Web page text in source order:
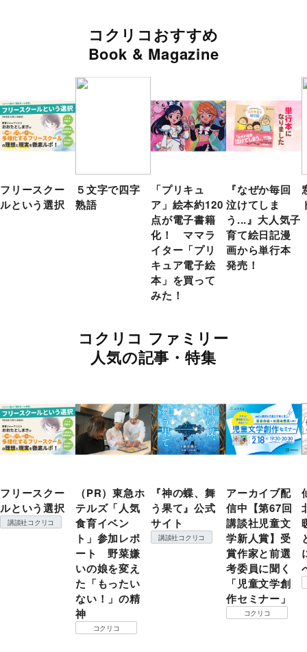
コクリコおすすめ
Book & Magazine
フリースクー
ルという選択
５文字で四字
熟語
「プリキュ
ア」絵本約120
点が電子書籍
化！ ママラ
イター「プリ
キュア電子絵
本」を買って
みた！
『なぜか毎回
泣けてしま
う...』大人気子
育て絵日記漫
画から単行本
発売！
コクリコ ファミリー
人気の記事・特集
フリースクー
ルという選択
講談社コクリコ
（PR）東急ホ
テルズ「人気
食育イベン
ト」参加レポ
ート 野菜嫌
いの娘を変え
た「もったい
ない！」の精
神
コクリコ
『神の蝶、舞
う果て』公式
サイト
講談社コクリコ
アーカイブ配
信中【第67回
講談社児童文
学新人賞】受
賞作家と前選
考委員に聞く
「児童文学創
作セミナー」
コクリコ